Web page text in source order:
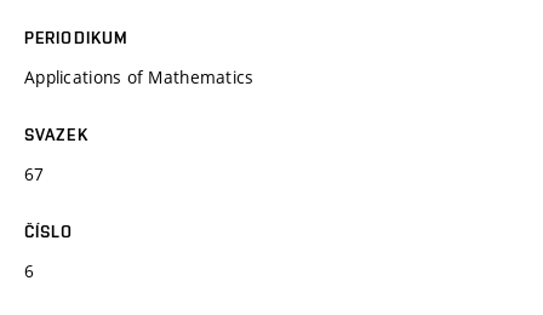
PERIODIKUM
Applications of Mathematics
SVAZEK
67
ČÍSLO
6